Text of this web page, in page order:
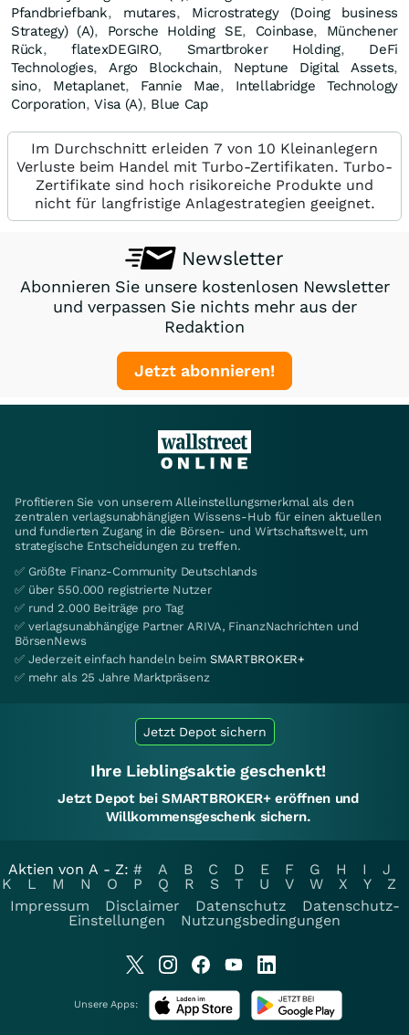
Pfandbriefbank, mutares, Microstrategy (Doing business
Strategy) (A), Porsche Holding SE, Coinbase, Münchener
Rück,flatexDEGIRO, Smartbroker Holding, DeFi
Technologies,Argo Blockchain, Neptune Digital Assets,
sino, Metaplanet, Fannie Mae, Intellabridge Technology
Corporation,Visa (A), Blue Cap
Im Durchschnitt erleiden 7 von 10 Kleinanlegern
Verluste beim Handel mit Turbo-Zertifikaten. Turbo-
Zertifikate sind hoch risikoreiche Produkte und
nicht für langfristige Anlagestrategien geeignet.
Newsletter
Abonnieren Sie unsere kostenlosen Newsletter
und verpassen Sie nichts mehr aus der
Redaktion
Jetzt abonnieren!
Profitieren Sie von unserem Alleinstellungsmerkmal als den
zentralen verlagsunabhängigen Wissens-Hub für einen aktuellen
und fundierten Zugang in die Börsen- und Wirtschaftswelt, um
strategische Entscheidungen zu treffen.
✅ Größte Finanz-Community Deutschlands
✅ über 550.000 registrierte Nutzer
✅ rund 2.000 Beiträge pro Tag
✅ verlagsunabhängige Partner ARIVA, FinanzNachrichten und
BörsenNews
✅ Jederzeit einfach handeln beim SMARTBROKER+
✅ mehr als 25 Jahre Marktpräsenz
Jetzt Depot sichern
Ihre Lieblingsaktie geschenkt!
Jetzt Depot bei SMARTBROKER+ eröffnen und
Willkommensgeschenk sichern.
Aktien von A - Z: # A B C D E F G H I
J
K
L M N O P Q R S T U V W X Y
Z
Impressum
Disclaimer Datenschutz
Datenschutz-
Einstellungen
Nutzungsbedingungen
Unsere Apps: